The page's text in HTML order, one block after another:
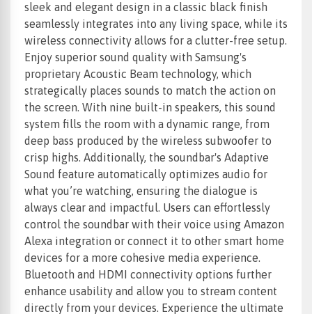
sleek and elegant design in a classic black finish
seamlessly integrates into any living space, while its
wireless connectivity allows for a clutter-free setup.
Enjoy superior sound quality with Samsung's
proprietary Acoustic Beam technology, which
strategically places sounds to match the action on
the screen. With nine built-in speakers, this sound
system fills the room with a dynamic range, from
deep bass produced by the wireless subwoofer to
crisp highs. Additionally, the soundbar's Adaptive
Sound feature automatically optimizes audio for
what you’re watching, ensuring the dialogue is
always clear and impactful. Users can effortlessly
control the soundbar with their voice using Amazon
Alexa integration or connect it to other smart home
devices for a more cohesive media experience.
Bluetooth and HDMI connectivity options further
enhance usability and allow you to stream content
directly from your devices. Experience the ultimate